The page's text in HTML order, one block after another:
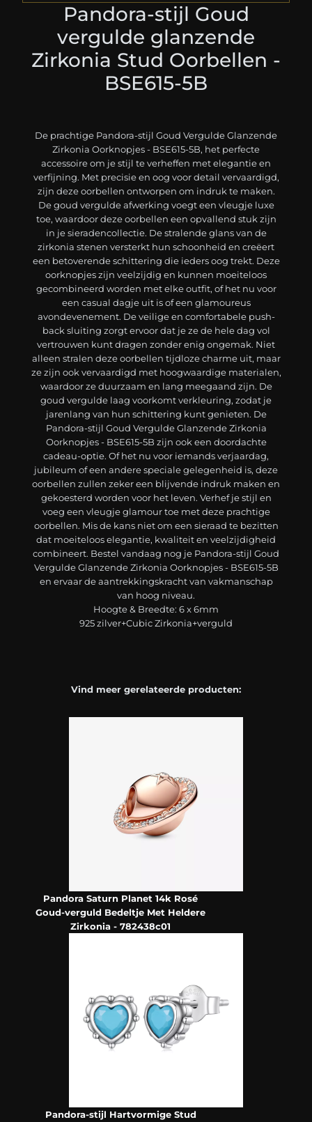
Pandora-stijl Goud
vergulde glanzende
Zirkonia Stud Oorbellen -
BSE615-5B
De prachtige Pandora-stijl Goud Vergulde Glanzende
Zirkonia Oorknopjes - BSE615-5B, het perfecte
accessoire om je stijl te verheffen met elegantie en
verfijning. Met precisie en oog voor detail vervaardigd,
zijn deze oorbellen ontworpen om indruk te maken.
De goud vergulde afwerking voegt een vleugje luxe
toe, waardoor deze oorbellen een opvallend stuk zijn
in je sieradencollectie. De stralende glans van de
zirkonia stenen versterkt hun schoonheid en creëert
een betoverende schittering die ieders oog trekt. Deze
oorknopjes zijn veelzijdig en kunnen moeiteloos
gecombineerd worden met elke outfit, of het nu voor
een casual dagje uit is of een glamoureus
avondevenement. De veilige en comfortabele push-
back sluiting zorgt ervoor dat je ze de hele dag vol
vertrouwen kunt dragen zonder enig ongemak. Niet
alleen stralen deze oorbellen tijdloze charme uit, maar
ze zijn ook vervaardigd met hoogwaardige materialen,
waardoor ze duurzaam en lang meegaand zijn. De
goud vergulde laag voorkomt verkleuring, zodat je
jarenlang van hun schittering kunt genieten. De
Pandora-stijl Goud Vergulde Glanzende Zirkonia
Oorknopjes - BSE615-5B zijn ook een doordachte
cadeau-optie. Of het nu voor iemands verjaardag,
jubileum of een andere speciale gelegenheid is, deze
oorbellen zullen zeker een blijvende indruk maken en
gekoesterd worden voor het leven. Verhef je stijl en
voeg een vleugje glamour toe met deze prachtige
oorbellen. Mis de kans niet om een sieraad te bezitten
dat moeiteloos elegantie, kwaliteit en veelzijdigheid
combineert. Bestel vandaag nog je Pandora-stijl Goud
Vergulde Glanzende Zirkonia Oorknopjes - BSE615-5B
en ervaar de aantrekkingskracht van vakmanschap
van hoog niveau.
Hoogte & Breedte: 6 x 6mm
925 zilver+Cubic Zirkonia+verguld
Vind meer gerelateerde producten:
Pandora Saturn Planet 14k Rosé
Goud-verguld Bedeltje Met Heldere
Zirkonia - 782438c01
Pandora-stijl Hartvormige Stud